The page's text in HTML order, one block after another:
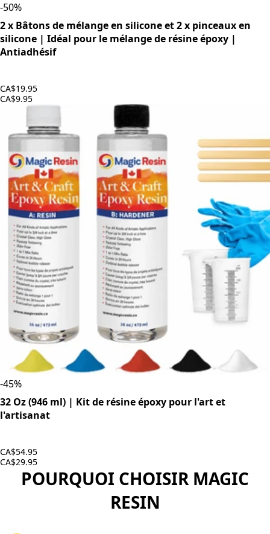
-50%
2 x Bâtons de mélange en silicone et 2 x pinceaux en
silicone | Idéal pour le mélange de résine époxy |
Antiadhésif
CA$19.95
CA$9.95
-45%
32 Oz (946 ml) | Kit de résine époxy pour l'art et
l'artisanat
CA$54.95
CA$29.95
POURQUOI CHOISIR MAGIC
RESIN